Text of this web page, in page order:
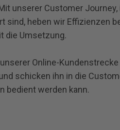
unserer Customer
sind, heben wir Effizienzen
die Umsetzung.
Online-
schicken ihn in die
bedient werden kann.